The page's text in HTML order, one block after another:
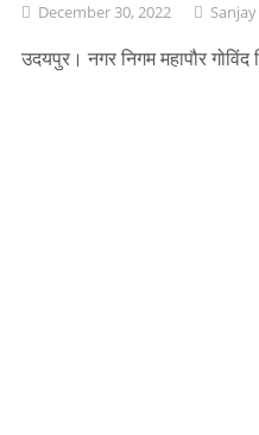
December 30, 2022
उदयपुर। नगर निगम महापौर